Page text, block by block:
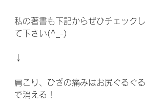
私の著書も下記からぜひチェックし
て下さい(^_-)
↓
肩こり、ひざの痛みはお尻ぐるぐる
で消える！